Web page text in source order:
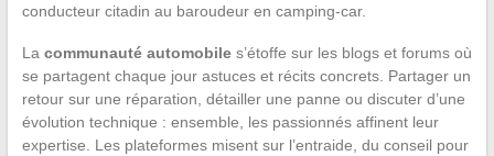
conducteur citadin au baroudeur en camping-car.
La communauté automobiles’étoffe sur les blogs et forums où
se partagent chaque jour astuces et récits concrets. Partager un
retour sur une réparation, détailler une panne ou discuter d’une
évolution technique : ensemble, les passionnés affinent leur
expertise. Les plateformes misent sur l’entraide, du conseil pour